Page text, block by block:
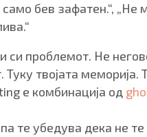
бев зафатен.“, „Не
си проблемот. Не
твојата меморија.
е комбинација од
те убедува дека не